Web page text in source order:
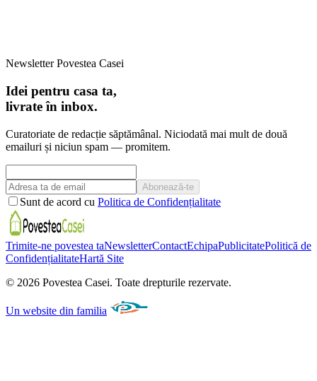
Newsletter Povestea Casei
Idei pentru casa ta,
livrate în inbox.
Curatoriate de redacție săptămânal. Niciodată mai mult de două
emailuri și niciun spam — promitem.
Abonează-te
Sunt de acord cu Politica de Confidențialitate
Trimite-ne povestea taNewsletterContactEchipaPublicitatePolitică de
ConfidențialitateHartă Site
© 2026 Povestea Casei. Toate drepturile rezervate.
Un website din familia